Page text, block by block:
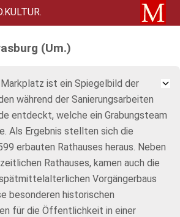
(Um.)
ist ein Spiegelbild der
während der Sanierungsarbeiten
entdeckt, welche ein Grabungsteam
Als Ergebnis stellten sich die
erbauten Rathauses heraus. Neben
Rathauses, kamen auch die
Vorgängerbaus
besonderen historischen
für die Öffentlichkeit in einer